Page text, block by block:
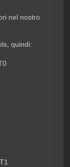
nel nostro
quindi: